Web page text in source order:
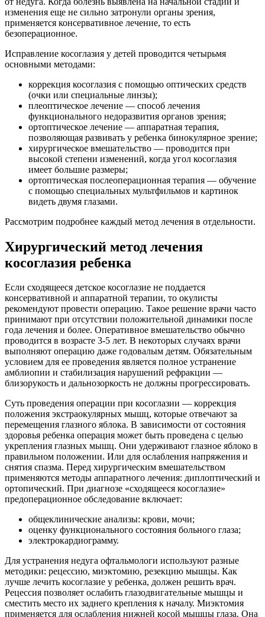
изменения еще не сильно затронули органы зрения,
применяется консервативное лечение, то есть
безоперационное.
Исправление косоглазия у детей проводится четырьмя
основными методами:
коррекция косоглазия с помощью оптических средств
(очки или специальные линзы);
плеоптическое лечение — способ лечения
функционального недоразвития органов зрения;
ортоптическое лечение — аппаратная терапия,
позволяющая развивать у ребенка бинокулярное зрение;
хирургическое вмешательство — проводится при
высокой степени изменений, когда угол косоглазия
имеет большие размеры;
ортоптическая послеоперационная терапия — обучение
с помощью специальных мультфильмов и картинок
видеть двумя глазами.
Рассмотрим подробнее каждый метод лечения в отдельности.
Хирургический метод лечения
косоглазия ребенка
Если сходящееся детское косоглазие не поддается
консервативной и аппаратной терапии, то окулисты
рекомендуют провести операцию. Такое решение врачи часто
принимают при отсутствии положительной динамики после
года лечения и более. Оперативное вмешательство обычно
проводится в возрасте 3-5 лет. В некоторых случаях врачи
выполняют операцию даже годовалым детям. Обязательным
условием для ее проведения является полное устранение
амблиопии и стабилизация нарушений рефракции —
близорукость и дальнозоркость не должны прогрессировать.
Суть проведения операции при косоглазии — коррекция
положения экстраокулярных мышц, которые отвечают за
перемещения глазного яблока. В зависимости от состояния
здоровья ребенка операция может быть проведена с целью
укрепления глазных мышц. Они удерживают глазное яблоко в
правильном положении. Или для ослабления напряжения и
снятия спазма. Перед хирургическим вмешательством
применяются методы аппаратного лечения: диплоптический и
ортопический. При диагнозе «сходящееся косоглазие»
предоперационное обследование включает:
общеклинические анализы: крови, мочи;
оценку функционального состояния больного глаза;
электрокардиограмму.
Для устранения недуга офтальмологи используют разные
методики: рецессию, миэктомию, резекцию мышцы. Как
лучше лечить косоглазие у ребенка, должен решить врач.
Рецессия позволяет ослабить глазодвигательные мышцы и
сместить место их заднего крепления к началу. Миэктомия
применяется для ослабления нижней косой мышцы глаза. Она